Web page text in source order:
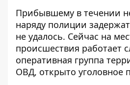
Прибывшему в течении
наряду полиции
не удалось. Сейчас на
происшествия работает
оперативная группа
ОВД, открыто уголовное